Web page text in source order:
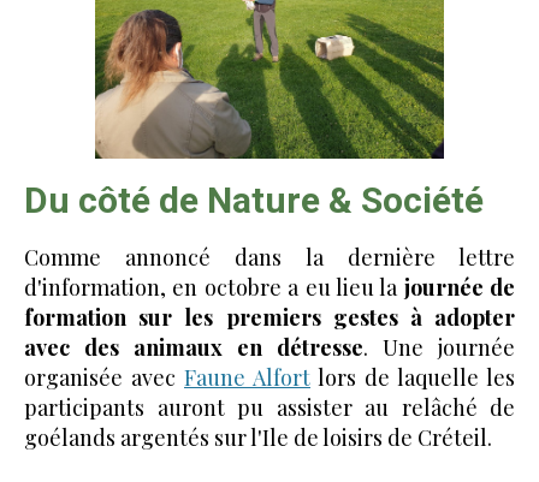
Du côté de Nature & Société
Comme annoncé dans la dernière lettre
d'information, en octobre a eu lieu la journée de
formation sur les premiers gestes à adopter
avec des animaux en détresse. Une journée
organisée avec Faune Alfort lors de laquelle les
participants auront pu assister au relâché de
goélands argentés sur l'Ile de loisirs de Créteil.